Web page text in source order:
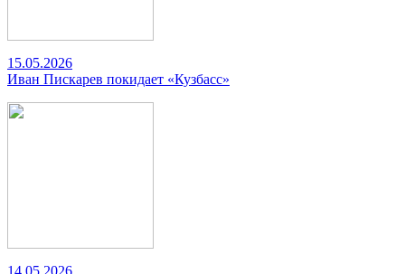
15.05.2026
Иван Пискарев покидает «Кузбасс»
14.05.2026